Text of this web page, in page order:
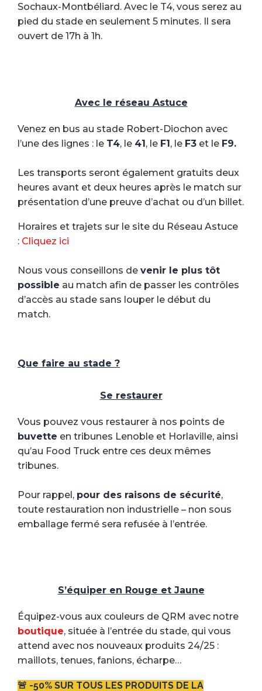
Sochaux-Montbéliard. Avec le T4, vous serez au
pied du stade en seulement 5 minutes. Il sera
ouvert de 17h à 1h.
Avec le réseau Astuce
Venez en bus au stade Robert-Diochon avec
l’une des lignes : le T4, le 41, le F1, le F3 et le F9.
Les transports seront également gratuits deux
heures avant et deux heures après le match sur
présentation d’une preuve d’achat ou d’un billet.
Horaires et trajets sur le site du Réseau Astuce
: Cliquez ici
Nous vous conseillons de venir le plus tôt
possible au match afin de passer les contrôles
d’accès au stade sans louper le début du
match.
Que faire au stade ?
Se restaurer
Vous pouvez vous restaurer à nos points de
buvette en tribunes Lenoble et Horlaville, ainsi
qu’au Food Truck entre ces deux mêmes
tribunes.
Pour rappel, pour des raisons de sécurité,
toute restauration non industrielle – non sous
emballage fermé sera refusée à l’entrée.
S’équiper en Rouge et Jaune
Équipez-vous aux couleurs de QRM avec notre
boutique, située à l’entrée du stade, qui vous
attend avec nos nouveaux produits 24/25 :
maillots, tenues, fanions, écharpe…
🚨 -50% SUR TOUS LES PRODUITS DE LA